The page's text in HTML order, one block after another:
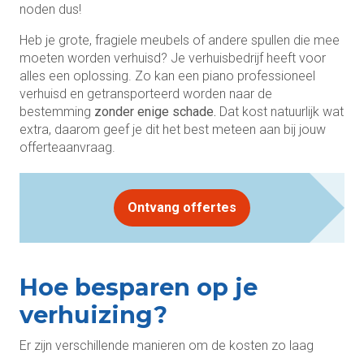
noden dus!
Heb je grote, fragiele meubels of andere spullen die mee
moeten worden verhuisd? Je verhuisbedrijf heeft voor
alles een oplossing. Zo kan een piano professioneel
verhuisd en getransporteerd worden naar de
bestemming zonder enige schade. Dat kost natuurlijk wat
extra, daarom geef je dit het best meteen aan bij jouw
offerteaanvraag.
Ontvang offertes
Hoe besparen op je
verhuizing?
Er zijn verschillende manieren om de kosten zo laag